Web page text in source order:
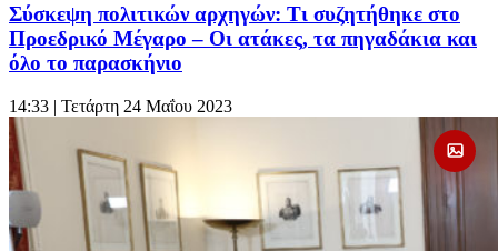
Σύσκεψη πολιτικών αρχηγών: Τι συζητήθηκε στο
Προεδρικό Μέγαρο – Οι ατάκες, τα πηγαδάκια και
όλο το παρασκήνιο
14:33 | Τετάρτη 24 Μαΐου 2023